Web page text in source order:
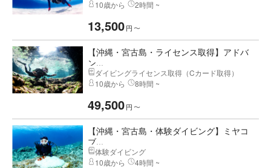
10歳から 2時間 ~
13,500円 〜
【沖縄・宮古島・ライセンス取得】アドバ
ン...
ダイビングライセンス取得（Cカード取得）
10歳から
8時間 ~
49,500円 〜
【沖縄・宮古島・体験ダイビング】ミヤコ
ブ...
体験ダイビング
10歳から
4時間 ~